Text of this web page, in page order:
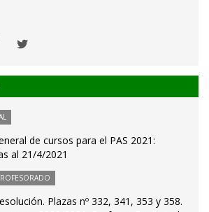
de cursos para el PAS 2021:
al 21/4/2021
Plazas nº 332, 341, 353 y 358.